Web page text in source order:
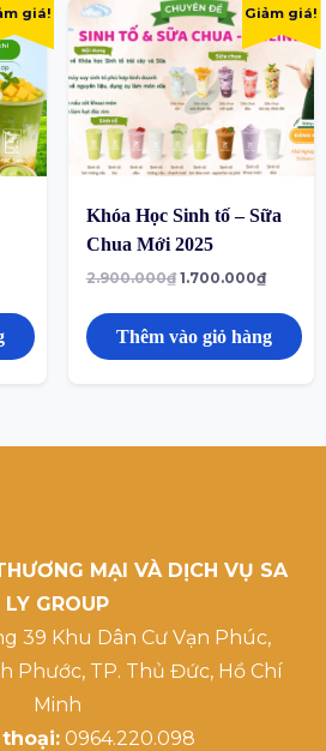
giá! Giảm giá!
Khóa Học Sinh tố – Sữa
Chua Mới 2025
2.900.000₫ 1.700.000₫
Thêm vào giỏ hàng
MẠI VÀ DỊCH VỤ SA
LY GROUP
39 Khu Dân Cư Vạn Phúc,
Phước, TP. Thủ Đức, Hồ Chí
Minh
0964.220.098